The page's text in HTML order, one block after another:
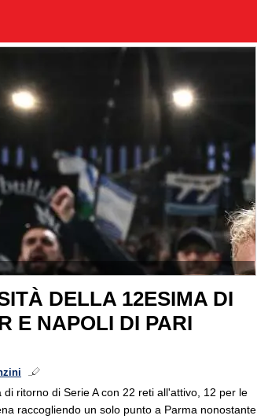
DELLA 12ESIMA DI
E NAPOLI DI PARI
ritorno di Serie A con 22 reti all'attivo, 12 per le
raccogliendo un solo punto a Parma nonostante